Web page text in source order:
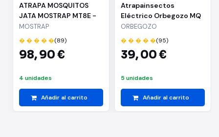
ATRAPA MOSQUITOS
JATA MOSTRAP MT8E -
25W - 1000M2
EXTERIOR/INTERIOR -
EMITE 5 ESTÍMULOS PARA
SU ELIMINACIÓN -
CARTUCHO BIOTECH
CMT8X3
MOSTRAP
� � � � �(89)
98,90 €
4 unidades
Añadir al carrito
Atrapainsectos
Eléctrico Orbegozo MQ
7500
ORBEGOZO
� � � � �(95)
39,00 €
5 unidades
Añadir al carrito